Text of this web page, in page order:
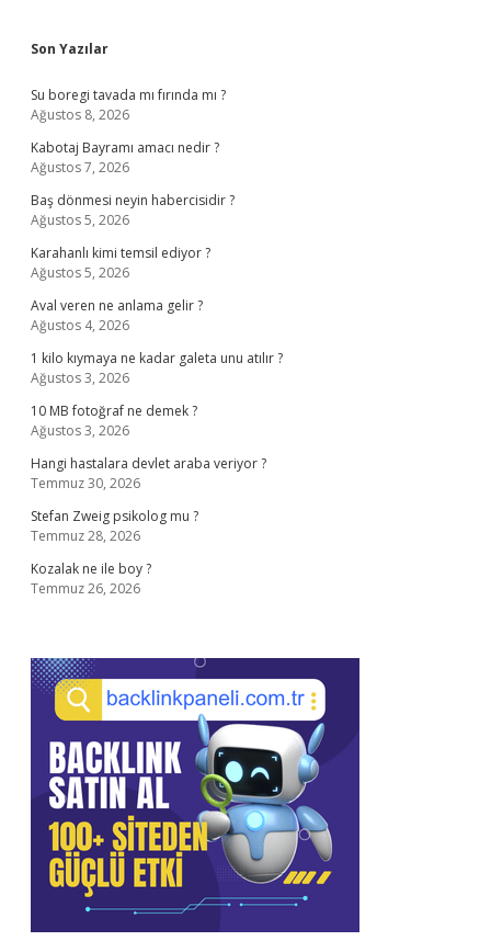
Sidebar
Son Yazılar
Su boregi tavada mı fırında mı ?
Ağustos 8, 2026
Kabotaj Bayramı amacı nedir ?
Ağustos 7, 2026
Baş dönmesi neyin habercisidir ?
Ağustos 5, 2026
Karahanlı kimi temsil ediyor ?
Ağustos 5, 2026
Aval veren ne anlama gelir ?
Ağustos 4, 2026
1 kilo kıymaya ne kadar galeta unu atılır ?
Ağustos 3, 2026
10 MB fotoğraf ne demek ?
Ağustos 3, 2026
Hangi hastalara devlet araba veriyor ?
Temmuz 30, 2026
Stefan Zweig psikolog mu ?
Temmuz 28, 2026
Kozalak ne ile boy ?
Temmuz 26, 2026